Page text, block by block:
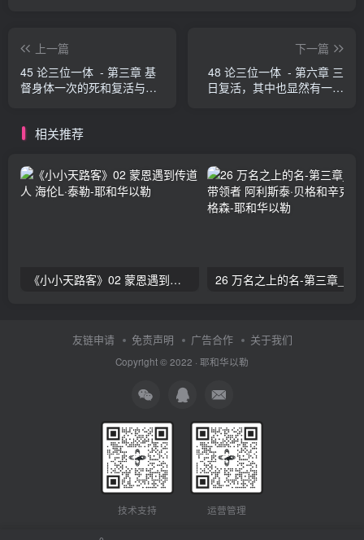
上一篇
45 论三位一体 - 第三章 基
督身体一次的死和复活与我
下一篇
48 论三位一体 - 第六章 三
日复活，其中也显然有一与
相关推荐
《小小天路客》02 蒙恩遇到传道人 海伦L·泰勒
友链申请 免责声明 广告合作 关于我们
Copyright © 2022 · 耶和华以勒
技术支持 运营管理